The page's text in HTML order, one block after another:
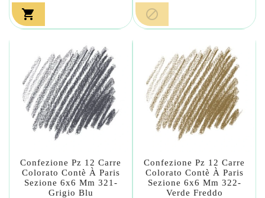
 
Confezione Pz 12 Carre
Colorato Contè À Paris
Sezione 6x6 Mm 321-
Grigio Blu
Confezione Pz 12 Carre
Colorato Contè À Paris
Sezione 6x6 Mm 322-
Verde Freddo